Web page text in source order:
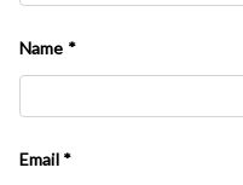
Name *
Email *